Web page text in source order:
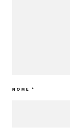
NOME *